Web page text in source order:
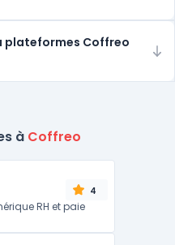
plateformes Coffreo
à Coffreo
4
RH et paie